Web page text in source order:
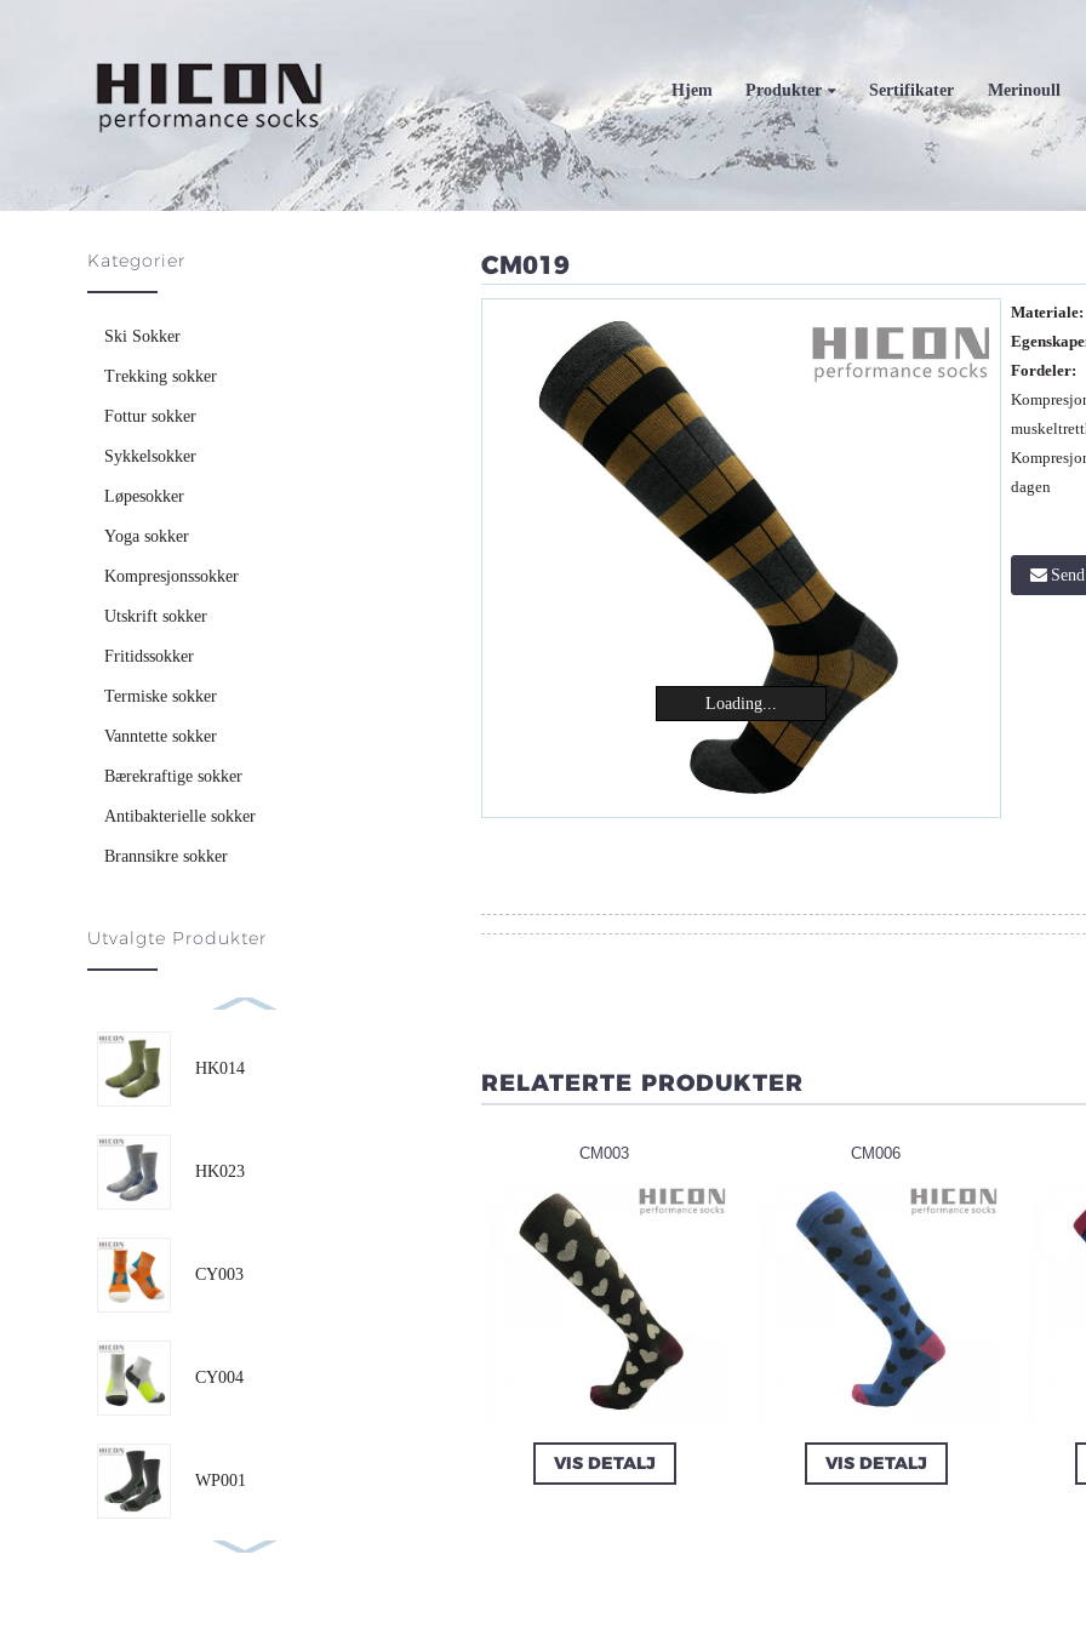
Hjem Produkter Sertifikater Merinoull
Kategorier
Ski Sokker
Trekking sokker
Fottur sokker
Sykkelsokker
Løpesokker
Yoga sokker
Kompresjonssokker
Utskrift sokker
Fritidssokker
Termiske sokker
Vanntette sokker
Bærekraftige sokker
Antibakterielle sokker
Brannsikre sokker
Utvalgte Produkter
HK014
HK023
CY003
CY004
WP001
CM019
Loading...
Materiale:
Fordeler:
dagen
RELATERTE PRODUKTER
VIS DETALJ
CM003
VIS DETALJ
CM006
VIS DETALJ